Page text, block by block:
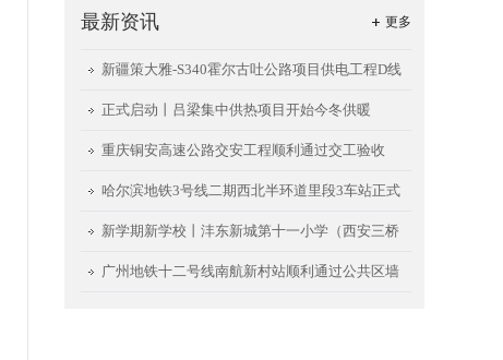
更多
最新资讯
新疆策大雅-S340霍尔古吐公路项目供电工程D线
送电成功
正式启动丨吕梁集中供热项目开始今冬供暖
重庆铜安高速公路交安工程顺利通过交工验收
哈尔滨地铁3号线二期西北半环道里段3车站正式
开通试运行
新学期新学校丨沣东新城第十一小学（西安三桥
小学）项目如期交用
广州地铁十二号线南航新村站顺利通过公共区墙